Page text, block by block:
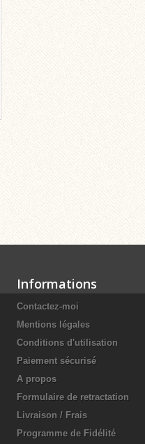
Informations
Contactez-moi
Mentions légales
Conditions d'utilisation
Paiement sécurisé
A propos
Formulaire de retractation
Livraison / Frais
Programme de Fidélité